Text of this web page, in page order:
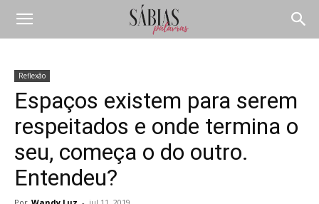
Reflexão
Espaços existem para serem
respeitados e onde termina o
seu, começa o do outro.
Entendeu?